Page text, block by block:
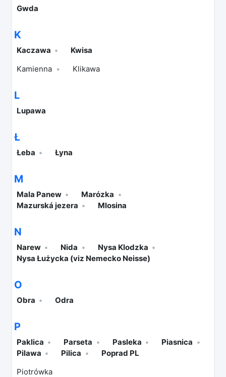
Gwda
K
Kaczawa
Kwisa
Kamienna
Klikawa
L
Lupawa
Ł
Łeba Łyna
M
Mala Panew
Marózka
Mazurská jezera
Mlosina
N
Narew Nida
Nysa Klodzka
Nysa Łużycka (viz Nemecko Neisse)
O
Obra Odra
P
Paklica Parseta Pasleka
Piasnica
Pilawa
Pilica
Poprad PL
Piotrówka